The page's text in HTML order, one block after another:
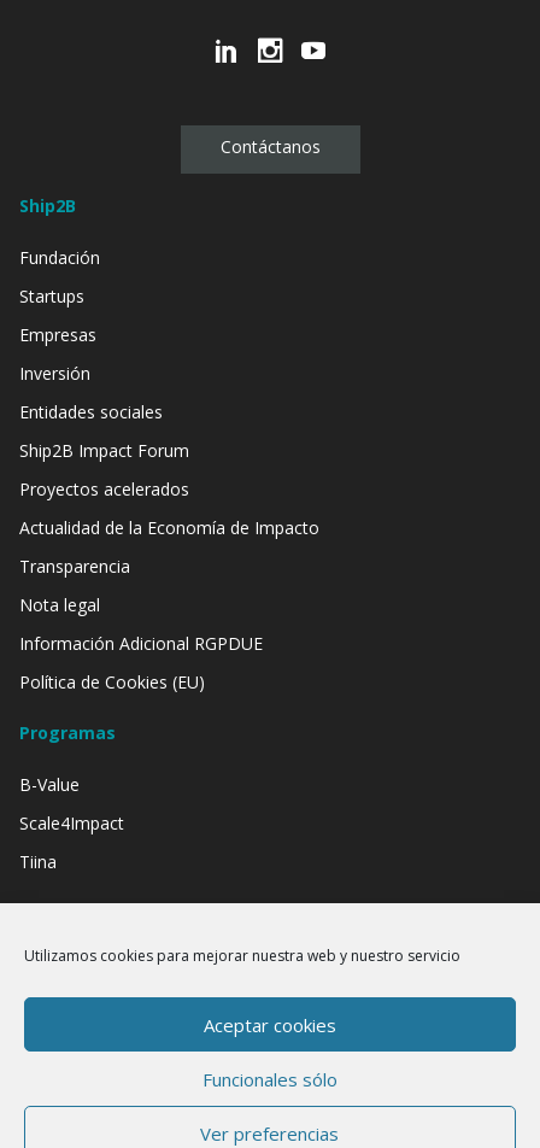
Utilizamos cookies para mejorar nuestra web y nuestro servicio
Aceptar cookies
Funcionales sólo
Ver preferencias
Contáctanos
Ship2B
Fundación
Startups
Empresas
Inversión
Entidades sociales
Ship2B Impact Forum
Proyectos acelerados
Actualidad de la Economía de Impacto
Transparencia
Nota legal
Información Adicional RGPDUE
Política de Cookies (EU)
Programas
B-Value
Scale4Impact
Tiina